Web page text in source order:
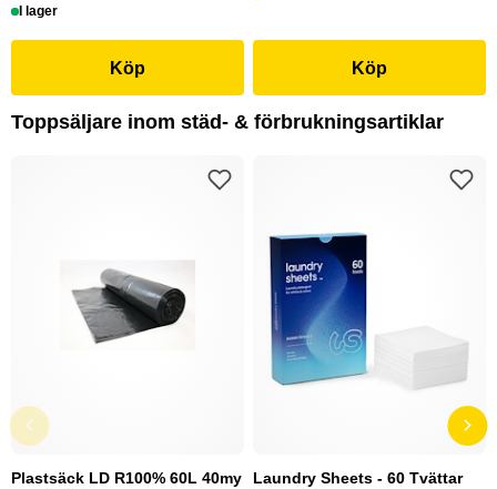
I lager
Köp Köp
Toppsäljare inom städ- & förbrukningsartiklar
Plastsäck LD R100% 60L 40my
Laundry Sheets - 60 Tvättar